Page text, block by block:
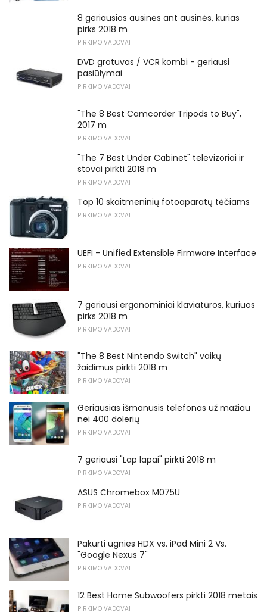
8 geriausios ausinės ant ausinės, kurias
pirks 2018 m
PIRKIMO VADOVAI
DVD grotuvas / VCR kombi - geriausi
pasiūlymai
PIRKIMO VADOVAI
"The 8 Best Camcorder Tripods to Buy",
2017 m
PIRKIMO VADOVAI
"The 7 Best Under Cabinet" televizoriai ir
stovai pirkti 2018 m
PIRKIMO VADOVAI
Top 10 skaitmeninių fotoaparatų tėčiams
PIRKIMO VADOVAI
UEFI - Unified Extensible Firmware Interface
PIRKIMO VADOVAI
7 geriausi ergonominiai klaviatūros, kuriuos
pirks 2018 m
PIRKIMO VADOVAI
"The 8 Best Nintendo Switch" vaikų
žaidimus pirkti 2018 m
PIRKIMO VADOVAI
Geriausias išmanusis telefonas už mažiau
nei 400 dolerių
PIRKIMO VADOVAI
7 geriausi "Lap lapai" pirkti 2018 m
PIRKIMO VADOVAI
ASUS Chromebox M075U
PIRKIMO VADOVAI
Pakurti ugnies HDX vs. iPad Mini 2 Vs.
"Google Nexus 7"
PIRKIMO VADOVAI
12 Best Home Subwoofers pirkti 2018 metais
PIRKIMO VADOVAI